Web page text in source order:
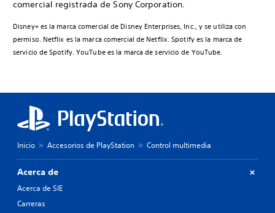
comercial registrada de Sony Corporation.
Disney+ es la marca comercial de Disney Enterprises, Inc., y se utiliza con
permiso. Netflix es la marca comercial de Netflix. Spotify es la marca de
servicio de Spotify. YouTube es la marca de servicio de YouTube.
Inicio Accesorios de PlayStation Control multimedia
Acerca de
Acerca de SIE
Carreras